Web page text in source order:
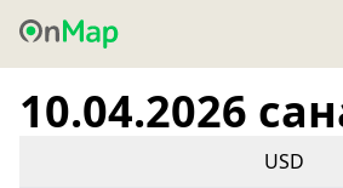
10.04.2026
USD